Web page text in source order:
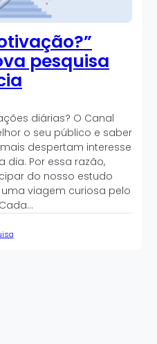
pesquisa
diárias? O Canal
o seu público e saber
despertam interesse
dia. Por essa razão,
do nosso estudo
uma viagem curiosa pelo